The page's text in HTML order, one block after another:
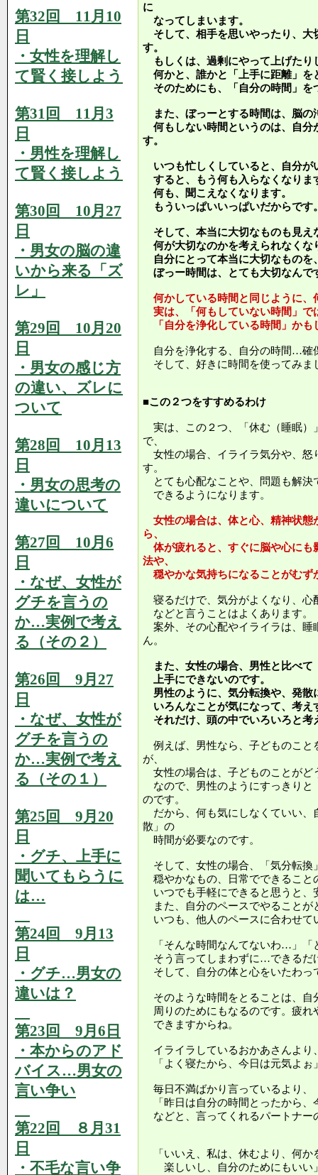
第32回 11月10
日
・女性を理解し
て賢く接しよう
第31回 11月3
日
・男性を理解し
て賢く接しよう
第30回 10月27
日
・男女の脳の違
いから来る「ズ
レ」
第29回 10月20
日
・男女の感じ方
の違い、ズレに
ついて
第28回 10月13
日
・男女の思考の
違いについて
第27回 10月6
日
・なぜ、女性が
グチを言うの
か…実例で考え
る（その２）
第26回 9月27
日
・なぜ、女性が
グチを言うの
か…実例で考え
る（その１）
第25回 9月20
日
・グチ、上手に
聞いてもらうに
は…
第24回 9月13
日
・グチ…男女の
違いは？
第23回 9月6日
・本からのアド
バイス…男女の
言い争い
第22回 ８月31
日
・不毛な言い争
に
なってしまいます。
そして、相手を思いやったり、大
す。
もしくは、過剰にやって上げたり
何かと、誰かと「上手に距離」を
そのためにも、「自分の時間」を
また、ぼっーとする時間は、脳の
何もしない時間というのは、自分
す。
いつも忙しくしていると、自分が
すると、もう何も入らなくなりま
何も、聞こえなくなります。
もういっぱいいっぱいだからです
そして、本当に大切なものも見え
何が大切なのかを考えられなくな
自分にとって本当に大切なものを
ぼっー時間は、とても大切なんで
何かしている時間と同じように、
実は、「何もしていない時間」で
「自分を浄化している時間」かも
自分を浄化する、自分の時間…確
そして、好きに時間を使ってみま
■この２つをすすめるわけ
実は、この２つ、「休む（睡眠）
で、
女性の場合、イライラ気分や、怒
す。
とても心配なことや、問題も解決
できるようになります。
女性の場合は、体と心、精神状態
ら、
体が疲れると、すぐに脳や心にも
法や、
穏やかな気持ちになることがむず
寝るだけで、気分がよくなり、
などと言うことはよくあります。
案外、その心配やイライラは、睡
ん。
また、女性の場合、男性と比べて
上手にできないのです。
男性のように、気分転換や、発散
いろんなことが気になって、考え
それだけ、頭の中でいろいろと考
例えば、男性なら、子どものこと
が、
女性の場合は、子どものことがど
なので、男性のようにすっきりと
のです。
だから、何も気にしなくていい、
散」の
時間が必要なのです。
そして、女性の場合、「気分転換
穏やかなもの、日常でできること
いつでも手軽にできると思うと、
また、自分のペースでやることが
いつも、他人のペースに合わせて
「そんな時間なんてないわ…」「
そう言ってしまわずに…できるだ
そして、自分の体と心をいたわっ
そのような時間をとることは、自
周りのためにもなるのです。疲れ
できますからね。
イライラしているおかあさんより
「よく寝たから、今日は元気よぉ
毎日不満ばかり言っているより、
「昨日は自分の時間とったから、
などと、言ってくれるパートナー
「いいえ、私は、休むより、何か
楽しいし、自分のためにもいい